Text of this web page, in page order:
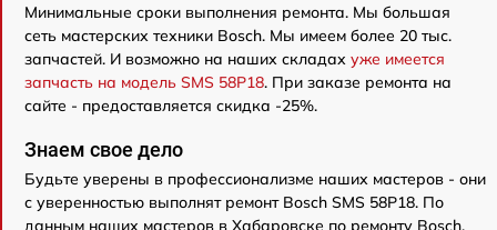
Минимальные сроки выполнения ремонта. Мы большая
сеть мастерских техники Bosch. Мы имеем более 20 тыс.
запчастей. И возможно на наших складах уже имеется
запчасть на модель SMS 58P18. При заказе ремонта на
сайте - предоставляется скидка -25%.
Знаем свое дело
Будьте уверены в профессионализме наших мастеров - они
с уверенностью выполнят ремонт Bosch SMS 58P18. По
данным наших мастеров в Хабаровске по ремонту Bosch,